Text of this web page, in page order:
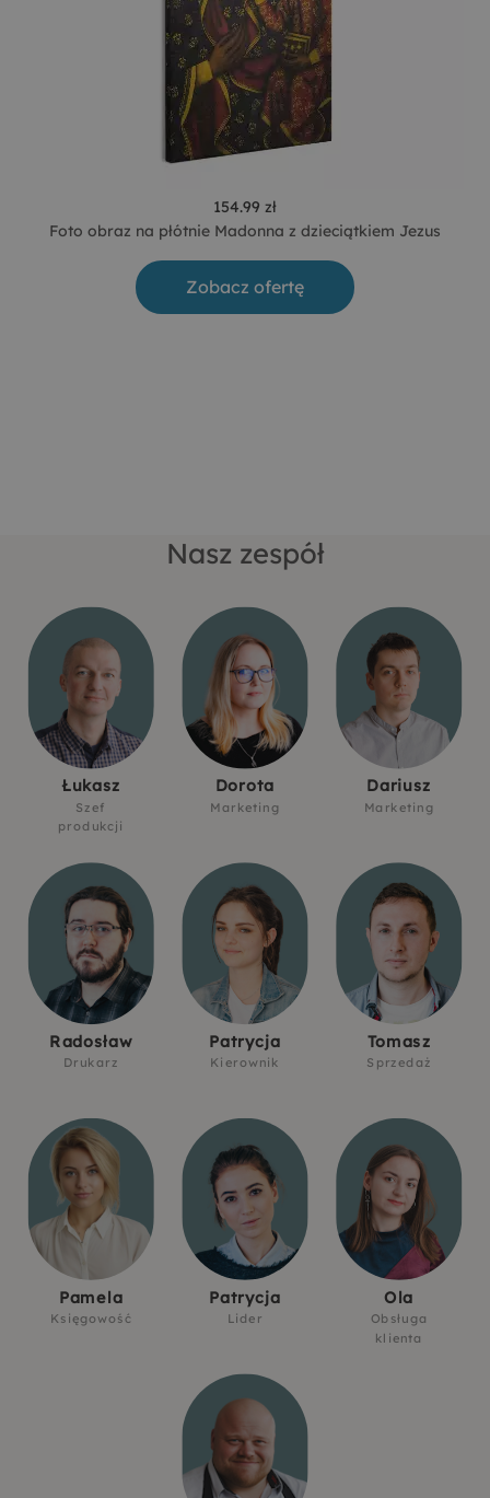
154.99 zł
Foto obraz na płótnie Madonna z dzieciątkiem Jezus
Zobacz ofertę
Nasz zespół
Łukasz
Szef
produkcji
Dorota
Marketing
Dariusz
Marketing
Radosław
Drukarz
Patrycja
Kierownik
Tomasz
Sprzedaż
Pamela
Księgowość
Patrycja
Lider
Ola
Obsługa
klienta